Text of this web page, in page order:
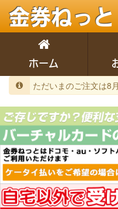
金券ねっと
ホーム
ただいまのご注文は8